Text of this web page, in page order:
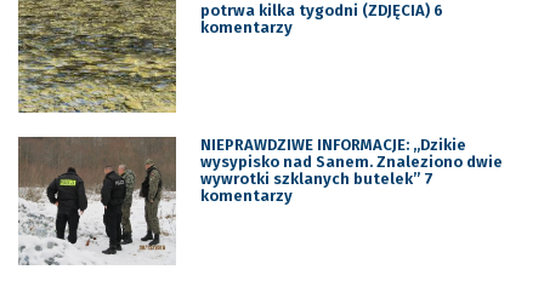
potrwa kilka tygodni (ZDJĘCIA) 6
komentarzy
NIEPRAWDZIWE INFORMACJE: „Dzikie
wysypisko nad Sanem. Znaleziono dwie
wywrotki szklanych butelek” 7
komentarzy